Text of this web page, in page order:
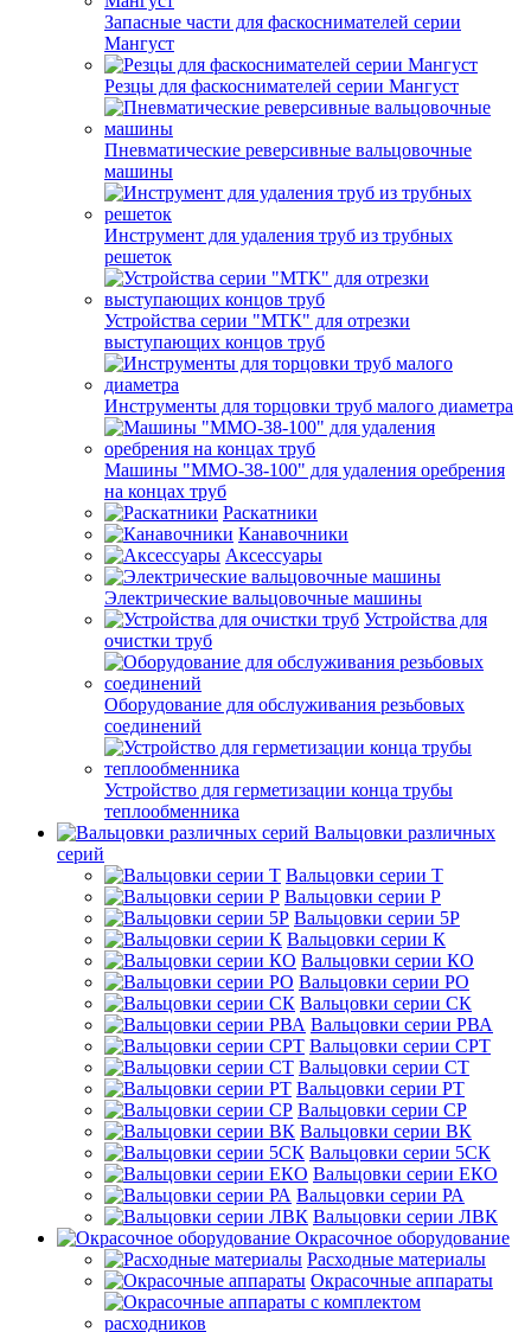
Запасные части для фаскоснимателей серии
Мангуст
Резцы для фаскоснимателей серии Мангуст
Пневматические реверсивные вальцовочные
машины
Инструмент для удаления труб из трубных
решеток
Устройства серии "МТК" для отрезки
выступающих концов труб
Инструменты для торцовки труб малого диаметра
Машины "ММО-38-100" для удаления оребрения
на концах труб
Раскатники
Канавочники
Аксессуары
Электрические вальцовочные машины
Устройства для
очистки труб
Оборудование для обслуживания резьбовых
соединений
Устройство для герметизации конца трубы
теплообменника
Вальцовки различных
серий
Вальцовки серии Т
Вальцовки серии Р
Вальцовки серии 5Р
Вальцовки серии К
Вальцовки серии КО
Вальцовки серии РО
Вальцовки серии СК
Вальцовки серии РВА
Вальцовки серии СРТ
Вальцовки серии СТ
Вальцовки серии РТ
Вальцовки серии СР
Вальцовки серии ВК
Вальцовки серии 5СК
Вальцовки серии ЕКО
Вальцовки серии РА
Вальцовки серии ЛВК
Окрасочное оборудование
Расходные материалы
Окрасочные аппараты